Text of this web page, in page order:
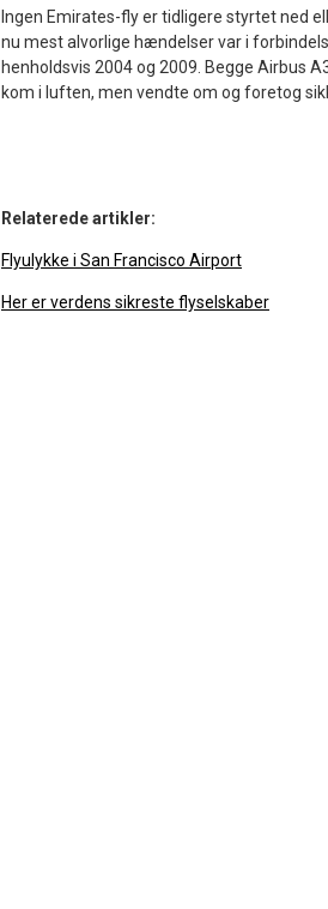
Ingen Emirates-fly er tidligere styrtet ned
nu mest alvorlige hændelser var i
henholdsvis 2004 og 2009. Begge Airbus
kom i luften, men vendte om og foretog
Relaterede artikler:
Flyulykke i San Francisco Airport
Her er verdens sikreste flyselskaber